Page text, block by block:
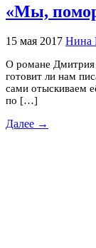
«Мы,
15 мая 2017 Нина
О романе
готовит ли нам
сами отыскиваем
по […]
Далее →